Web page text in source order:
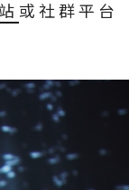
或社群平台